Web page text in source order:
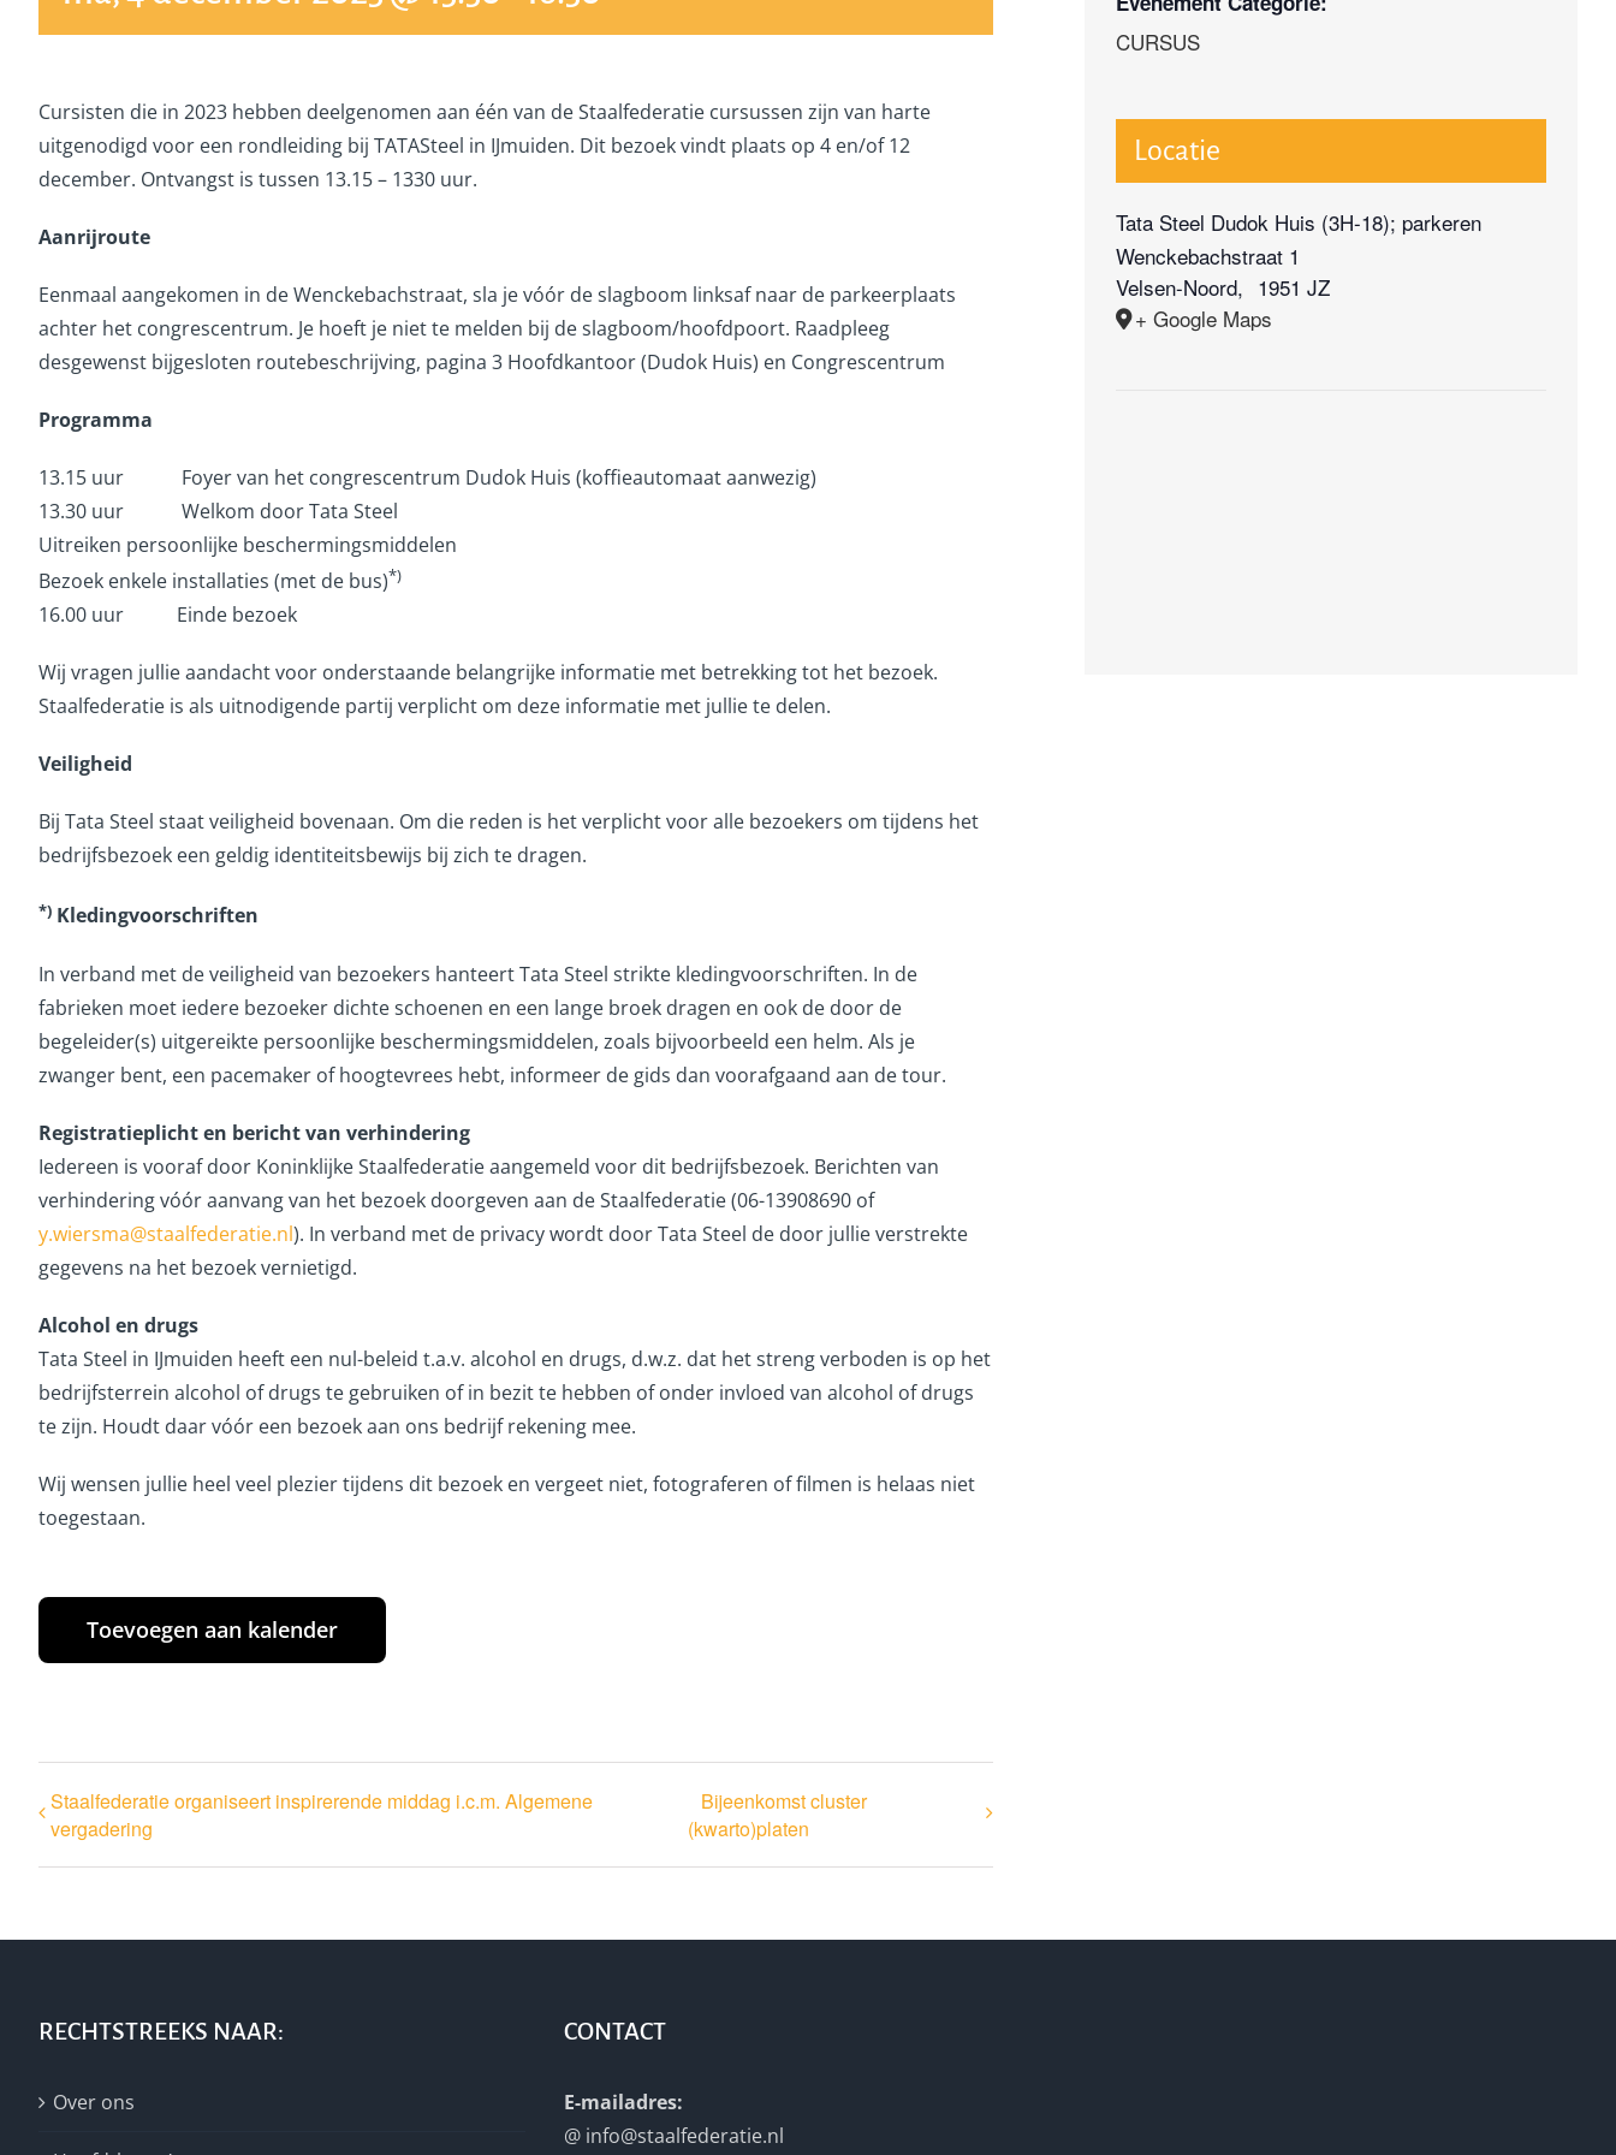
Cursisten die in 2023 hebben deelgenomen aan één van de Staalfederatie cursussen zijn van harte
uitgenodigd voor een rondleiding bij TATASteel in IJmuiden. Dit bezoek vindt plaats op 4 en/of 12
december. Ontvangst is tussen 13.15 – 1330 uur.
Aanrijroute
Eenmaal aangekomen in de Wenckebachstraat, sla je vóór de slagboom linksaf naar de parkeerplaats
achter het congrescentrum. Je hoeft je niet te melden bij de slagboom/hoofdpoort. Raadpleeg
desgewenst bijgesloten routebeschrijving, pagina 3 Hoofdkantoor (Dudok Huis) en Congrescentrum
Programma
13.15 uur Foyer van het congrescentrum Dudok Huis (koffieautomaat aanwezig)
13.30 uur Welkom door Tata Steel
Uitreiken persoonlijke beschermingsmiddelen
Bezoek enkele installaties (met de bus)*)
16.00 uur Einde bezoek
Wij vragen jullie aandacht voor onderstaande belangrijke informatie met betrekking tot het bezoek.
Staalfederatie is als uitnodigende partij verplicht om deze informatie met jullie te delen.
Veiligheid
Bij Tata Steel staat veiligheid bovenaan. Om die reden is het verplicht voor alle bezoekers om tijdens het
bedrijfsbezoek een geldig identiteitsbewijs bij zich te dragen.
*) Kledingvoorschriften
In verband met de veiligheid van bezoekers hanteert Tata Steel strikte kledingvoorschriften. In de
fabrieken moet iedere bezoeker dichte schoenen en een lange broek dragen en ook de door de
begeleider(s) uitgereikte persoonlijke beschermingsmiddelen, zoals bijvoorbeeld een helm. Als je
zwanger bent, een pacemaker of hoogtevrees hebt, informeer de gids dan voorafgaand aan de tour.
Registratieplicht en bericht van verhindering
Iedereen is vooraf door Koninklijke Staalfederatie aangemeld voor dit bedrijfsbezoek. Berichten van
verhindering vóór aanvang van het bezoek doorgeven aan de Staalfederatie (06-13908690 of
y.wiersma@staalfederatie.nl). In verband met de privacy wordt door Tata Steel de door jullie verstrekte
gegevens na het bezoek vernietigd.
Alcohol en drugs
Tata Steel in IJmuiden heeft een nul-beleid t.a.v. alcohol en drugs, d.w.z. dat het streng verboden is op het
bedrijfsterrein alcohol of drugs te gebruiken of in bezit te hebben of onder invloed van alcohol of drugs
te zijn. Houdt daar vóór een bezoek aan ons bedrijf rekening mee.
Wij wensen jullie heel veel plezier tijdens dit bezoek en vergeet niet, fotograferen of filmen is helaas niet
toegestaan.
Toevoegen aan kalender
Staalfederatie organiseert inspirerende middag i.c.m. Algemene
vergadering
Bijeenkomst cluster
(kwarto)platen
CURSUS
Locatie
Tata Steel Dudok Huis (3H-18); parkeren
Wenckebachstraat 1
Velsen-Noord, 1951 JZ
+ Google Maps
RECHTSTREEKS NAAR:
Over ons
CONTACT
E-mailadres:
@ info@staalfederatie.nl